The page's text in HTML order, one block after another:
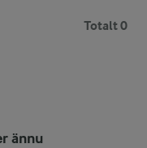
Totalt 0
ännu